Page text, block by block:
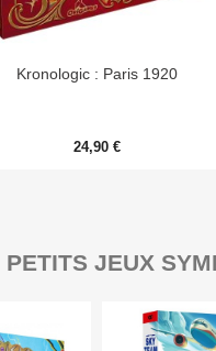
Kronologic : Paris 1920
24,90 €
JEUX